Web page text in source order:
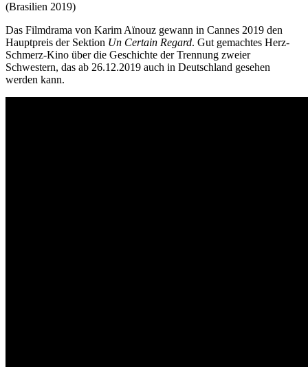
(Brasilien 2019)
Das Filmdrama von Karim Aïnouz gewann in Cannes 2019 den
Hauptpreis der Sektion Un Certain Regard. Gut gemachtes Herz-
Schmerz-Kino über die Geschichte der Trennung zweier
Schwestern, das ab 26.12.2019 auch in Deutschland gesehen
werden kann.